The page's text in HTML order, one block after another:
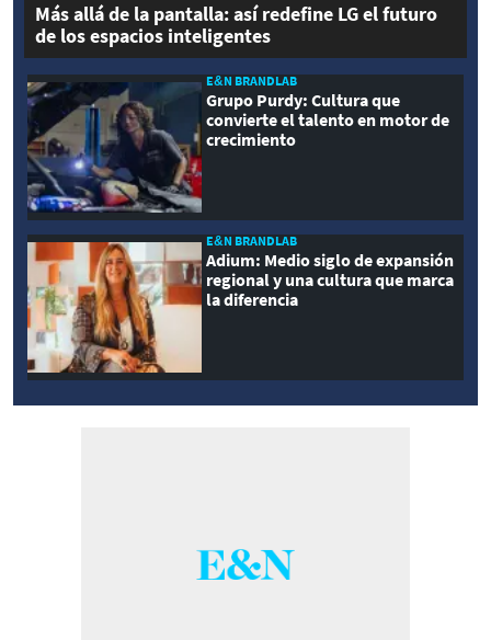
Más allá de la pantalla: así redefine LG el futuro
de los espacios inteligentes
E&N BRANDLAB
Grupo Purdy: Cultura que
convierte el talento en motor de
crecimiento
E&N BRANDLAB
Adium: Medio siglo de expansión
regional y una cultura que marca
la diferencia